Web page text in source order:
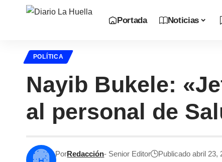
Portada Noticias
POLÍTICA
Nayib Bukele:
al personal de
PorRedacción- Senior Editor Publicado abril 23,